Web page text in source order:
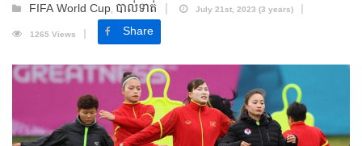
FIFA World Cup, បាល់ទាត់
July 21st, 2023 (3 years)
1265 Views
Share